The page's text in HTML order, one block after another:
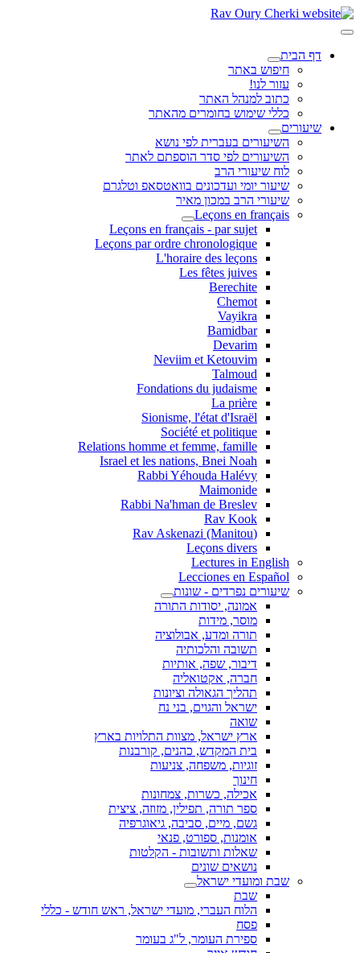
דף הבית
חיפוש באתר
עזור לנו!
כתוב למנהל האתר
כללי שימוש בחומרים מהאתר
שיעורים
השיעורים בעברית לפי נושא
השיעורים לפי סדר הוספתם לאתר
לוח שיעורי הרב
שיעור יומי ועדכונים בוואטסאפ וטלגרם
שיעורי הרב במכון מאיר
Leçons en français
Leçons en français - par sujet
Leçons par ordre chronologique
L'horaire des leçons
Les fêtes juives
Berechite
Chemot
Vayikra
Bamidbar
Devarim
Neviim et Ketouvim
Talmoud
Fondations du judaisme
La prière
Sionisme, l'état d'Israël
Société et politique
Relations homme et femme, famille
Israel et les nations, Bnei Noah
Rabbi Yéhouda Halévy
Maimonide
Rabbi Na'hman de Breslev
Rav Kook
(Rav Askenazi (Manitou
Leçons divers
Lectures in English
Lecciones en Español
שיעורים נפרדים - שונות
אמונה, יסודות התורה
מוסר, מידות
תורה ומדע, אבולוציה
תשובה והלכותיה
דיבור, שפה, אותיות
חברה, אקטואליה
תהליך הגאולה וציונות
ישראל והגוים, בני נח
שואה
ארץ ישראל, מצוות התלויות בארץ
בית המקדש, כהנים, קורבנות
זוגיות, משפחה, צניעות
חינוך
אכילה, כשרות, צמחונות
ספר תורה, תפילין, מזוזה, ציצית
גשם, מיים, סביבה, גיאוגרפיה
אומנות, ספורט, פנאי
שאלות ותשובות - הקלטות
נושאים שונים
שבת ומועדי ישראל
שבת
הלוח העברי, מועדי ישראל, ראש חודש - כללי
פסח
ספירת העומר, ל"ג בעומר